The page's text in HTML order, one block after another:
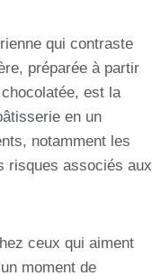
qui contraste
préparée à partir
est la
en un
notamment les
risques associés aux
ceux qui aiment
moment de